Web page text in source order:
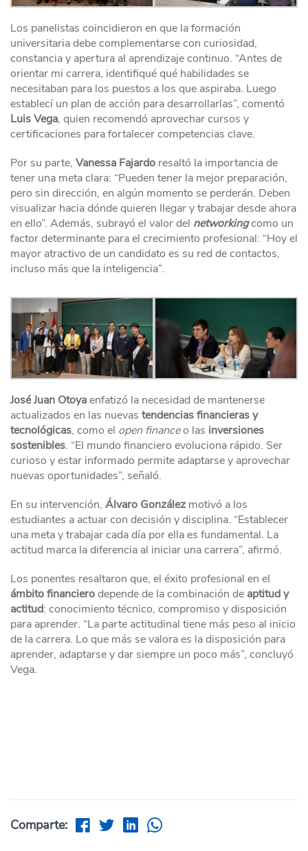
Los panelistas coincidieron en que la formación
universitaria debe complementarse con curiosidad,
constancia y apertura al aprendizaje continuo. “Antes de
orientar mi carrera, identifiqué qué habilidades se
necesitaban para los puestos a los que aspiraba. Luego
establecí un plan de acción para desarrollarlas”, comentó
Luis Vega, quien recomendó aprovechar cursos y
certificaciones para fortalecer competencias clave.
Por su parte, Vanessa Fajardo resaltó la importancia de
tener una meta clara: “Pueden tener la mejor preparación,
pero sin dirección, en algún momento se perderán. Deben
visualizar hacia dónde quieren llegar y trabajar desde ahora
en ello”. Además, subrayó el valor del networkingcomo un
factor determinante para el crecimiento profesional: “Hoy el
mayor atractivo de un candidato es su red de contactos,
incluso más que la inteligencia”.
José Juan Otoyaenfatizó la necesidad de mantenerse
actualizados en las nuevas tendencias financieras y
tecnológicas, como el open financeo las inversiones
sostenibles. “El mundo financiero evoluciona rápido. Ser
curioso y estar informado permite adaptarse y aprovechar
nuevas oportunidades”, señaló.
En su intervención, Álvaro González motivó a los
estudiantes a actuar con decisión y disciplina. “Establecer
una meta y trabajar cada día por ella es fundamental. La
actitud marca la diferencia al iniciar una carrera”, afirmó.
Los ponentes resaltaron que, el éxito profesional en el
ámbito financierodepende de la combinación de aptitud y
actitud: conocimiento técnico, compromiso y disposición
para aprender. “La parte actitudinal tiene más peso al inicio
de la carrera. Lo que más se valora es la disposición para
aprender, adaptarse y dar siempre un poco más”, concluyó
Vega.
Comparte: